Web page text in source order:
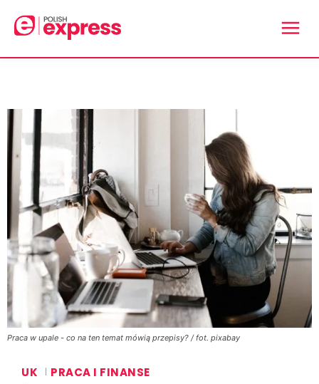
Praca w upale - co na ten temat mówią przepisy? / fot. pixabay
UK PRACA I FINANSE